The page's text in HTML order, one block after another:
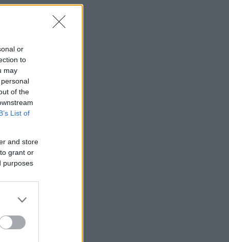
or
to
may
of the
List of
and store
grant or
purposes